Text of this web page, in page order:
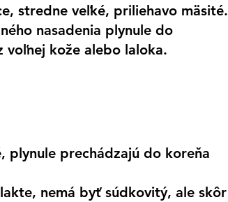
stredne veľké, priliehavo mäsité.
nasadenia plynule do
kože alebo laloka.
plynule prechádzajú do koreňa
nemá byť súdkovitý, ale skôr